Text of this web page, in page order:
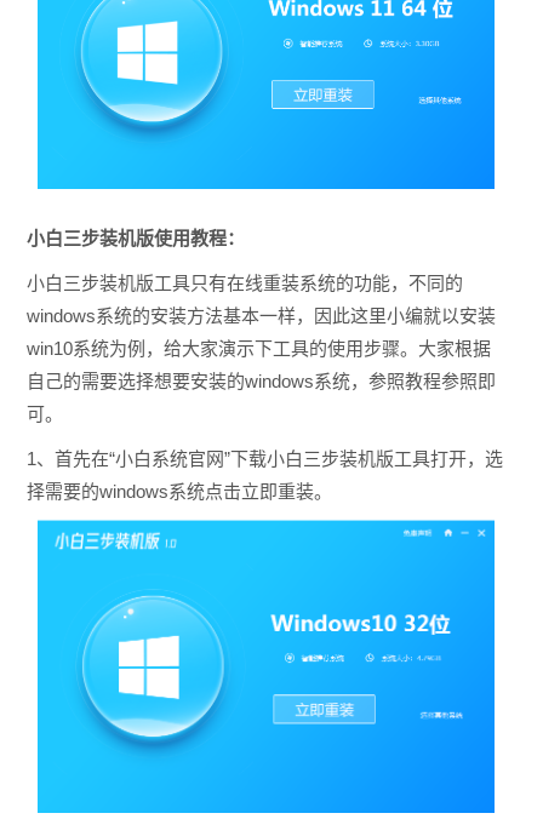
小白三步装机版使用教程：
小白三步装机版工具只有在线重装系统的功能，不同的
windows系统的安装方法基本一样，因此这里小编就以安装
win10系统为例，给大家演示下工具的使用步骤。大家根据
自己的需要选择想要安装的windows系统，参照教程参照即
可。
1、首先在“小白系统官网”下载小白三步装机版工具打开，选
择需要的windows系统点击立即重装。